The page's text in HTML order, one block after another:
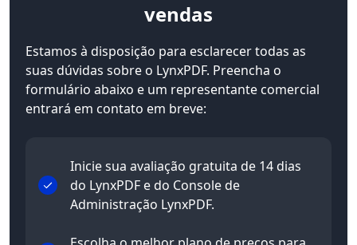
vendas
Estamos à disposição para esclarecer todas as
suas dúvidas sobre o LynxPDF. Preencha o
formulário abaixo e um representante comercial
entrará em contato em breve:
Inicie sua avaliação gratuita de 14 dias
do LynxPDF e do Console de
Administração LynxPDF.